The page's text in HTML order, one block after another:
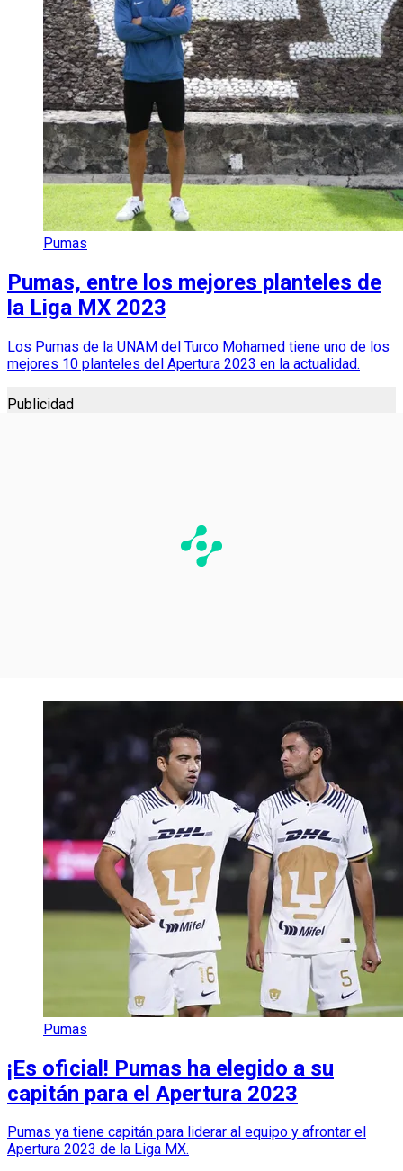
Pumas
Pumas, entre los mejores planteles de
la Liga MX 2023
Los Pumas de la UNAM del Turco Mohamed tiene uno de los
mejores 10 planteles del Apertura 2023 en la actualidad.
Publicidad
Pumas
¡Es oficial! Pumas ha elegido a su
capitán para el Apertura 2023
Pumas ya tiene capitán para liderar al equipo y afrontar el
Apertura 2023 de la Liga MX.